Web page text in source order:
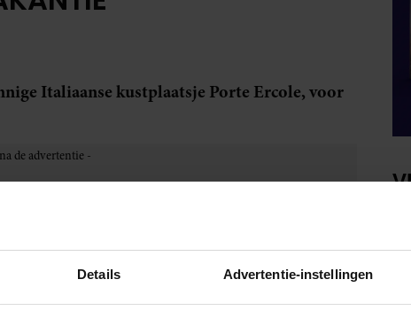
Details Advertentie-instellingen
Italiaanse kustplaatsje Porte Ercole, voor
uit 1968.
Beatrix en prins Claus, en de een jaar oude